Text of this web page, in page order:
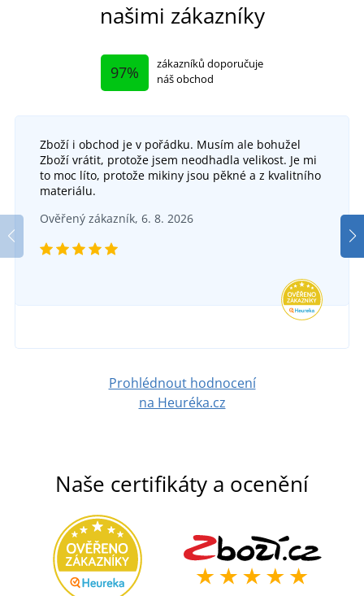
našimi zákazníky
97%
zákazníků doporučuje
náš obchod
Zboží i obchod je v pořádku. Musím ale bohužel
Zboží vrátit, protože jsem neodhadla velikost. Je mi
to moc líto, protože mikiny jsou pěkné a z kvalitního
materiálu.
Ověřený zákazník, 6. 8. 2026
Prohlédnout hodnocení
na Heuréka.cz
Naše certifikáty a ocenění